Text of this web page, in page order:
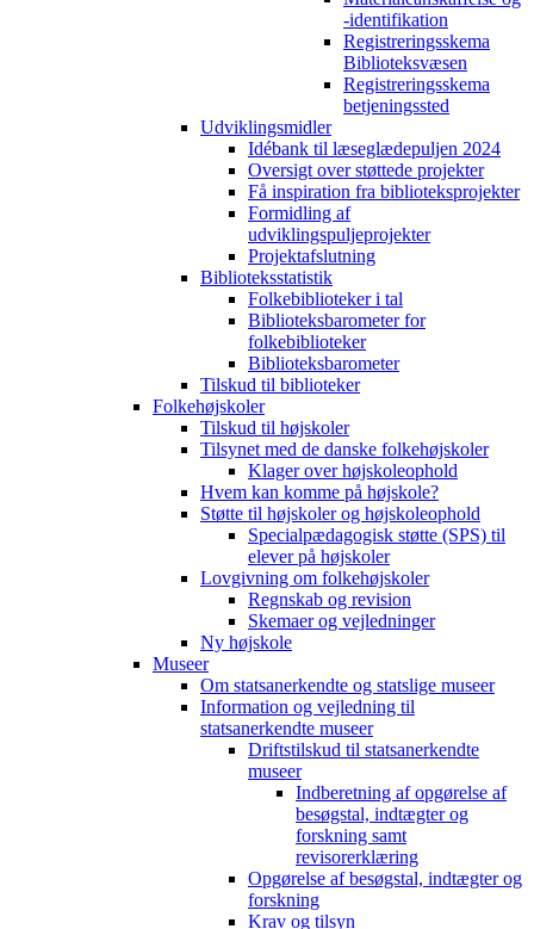
-identifikation
Registreringsskema
Biblioteksvæsen
Registreringsskema
betjeningssted
Udviklingsmidler
Idébank til læseglædepuljen 2024
Oversigt over støttede projekter
Få inspiration fra biblioteksprojekter
Formidling af
udviklingspuljeprojekter
Projektafslutning
Biblioteksstatistik
Folkebiblioteker i tal
Biblioteksbarometer for
folkebiblioteker
Biblioteksbarometer
Tilskud til biblioteker
Folkehøjskoler
Tilskud til højskoler
Tilsynet med de danske folkehøjskoler
Klager over højskoleophold
Hvem kan komme på højskole?
Støtte til højskoler og højskoleophold
Specialpædagogisk støtte (SPS) til
elever på højskoler
Lovgivning om folkehøjskoler
Regnskab og revision
Skemaer og vejledninger
Ny højskole
Museer
Om statsanerkendte og statslige museer
Information og vejledning til
statsanerkendte museer
Driftstilskud til statsanerkendte
museer
Indberetning af opgørelse af
besøgstal, indtægter og
forskning samt
revisorerklæring
Opgørelse af besøgstal, indtægter og
forskning
Krav og tilsyn